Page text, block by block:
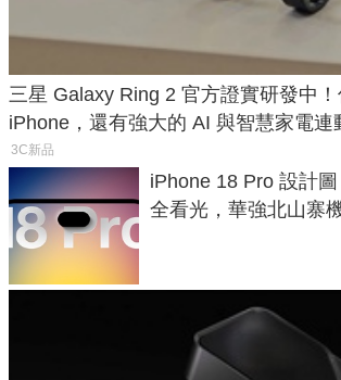
三星 Galaxy Ring 2 官方證實研發中
iPhone，還有強大的 AI 與智慧家電連
3C新品
iPhone 18 Pro 設計
全看光，華強北山寨